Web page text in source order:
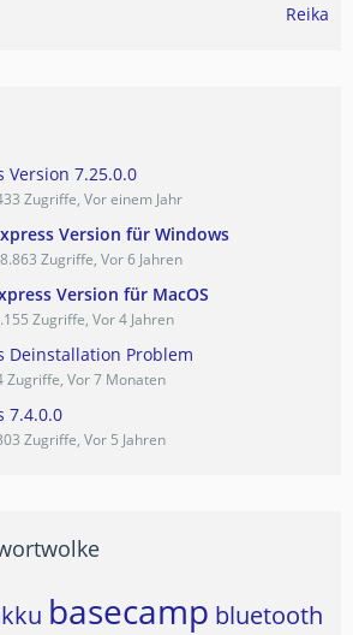
Reika
Version 7.25.0.0
Zugriffe, Vor einem Jahr
Version für Windows
Zugriffe, Vor 6 Jahren
Version für MacOS
Zugriffe, Vor 4 Jahren
Deinstallation Problem
Zugriffe, Vor 7 Monaten
7.4.0.0
Zugriffe, Vor 5 Jahren
basecamp bluetooth